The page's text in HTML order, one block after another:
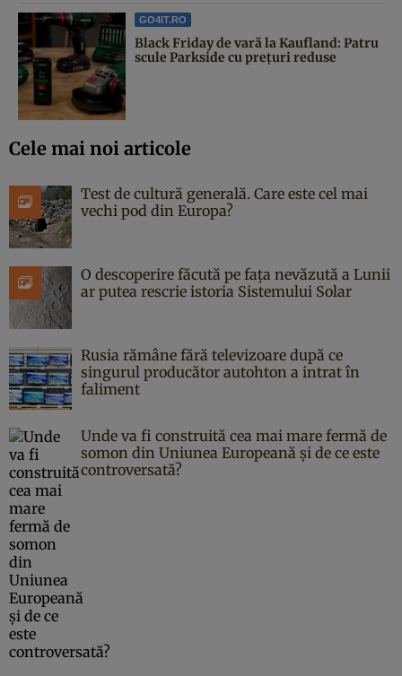
GO4IT.RO
Black Friday de vară la Kaufland: Patru
scule Parkside cu prețuri reduse
Cele mai noi articole
Test de cultură generală. Care este cel mai
vechi pod din Europa?
O descoperire făcută pe fața nevăzută a Lunii
ar putea rescrie istoria Sistemului Solar
Rusia rămâne fără televizoare după ce
singurul producător autohton a intrat în
faliment
Unde va fi construită cea mai mare fermă de
somon din Uniunea Europeană și de ce este
controversată?